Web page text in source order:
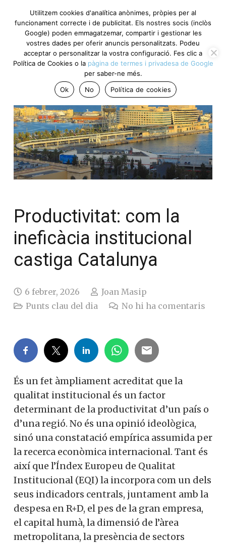
Productivitat: com la
ineficàcia institucional
castiga Catalunya
6 febrer, 2026
Joan Masip
Punts clau del dia
No hi ha comentaris
És un fet àmpliament acreditat que la
qualitat institucional és un factor
determinant de la productivitat d’un país o
d’una regió. No és una opinió ideològica,
sinó una constatació empírica assumida per
la recerca econòmica internacional. Tant és
així que l’Índex Europeu de Qualitat
Institucional (EQI) la incorpora com un dels
seus indicadors centrals, juntament amb la
despesa en R+D, el pes de la gran empresa,
el capital humà, la dimensió de l’àrea
metropolitana, la presència de sectors
Utilitzem cookies d'analítica anònimes, pròpies per al
funcionament correcte i de publicitat. Els nostres socis (inclòs
Google) poden emmagatzemar, compartir i gestionar les
vostres dades per oferir anuncis personalitzats. Podeu
acceptar o personalitzar la vostra configuració. Fes clic a
Política de Cookies o la pàgina de termes i privadesa de Google
per saber-ne més.
Ok
No Política de cookies